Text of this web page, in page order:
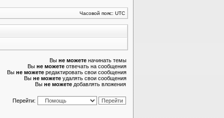
Часовой пояс: UTC
Вы не можете начинать темы
Вы не можете отвечать на сообщения
Вы не можете редактировать свои сообщения
Вы не можете удалять свои сообщения
Вы не можете добавлять вложения
Перейти: